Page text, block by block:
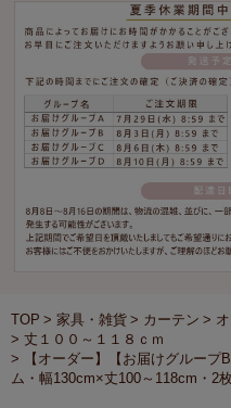
TOP 家具・雑貨 カーテン
丈１００～１１８ｃｍ
【オーダー】【お届けグルー
ム・幅130cm×丈100～118cm・2